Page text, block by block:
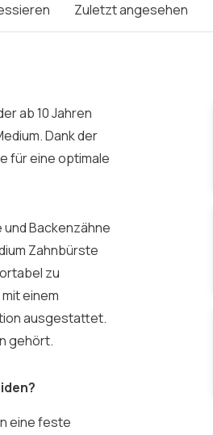
Zuletzt angesehen
ab 10 Jahren
Dank der
für eine optimale
Backenzähne
Zahnbürste
zu
einem
ausgestattet.
gehört.
eine feste